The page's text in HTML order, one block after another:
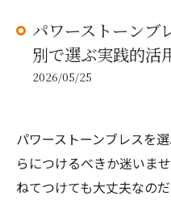
パワーストーンブ
別で選ぶ実践的活
2026/05/25
パワーストーンブレスを
らにつけるべきか迷いま
ねてつけても大丈夫なの